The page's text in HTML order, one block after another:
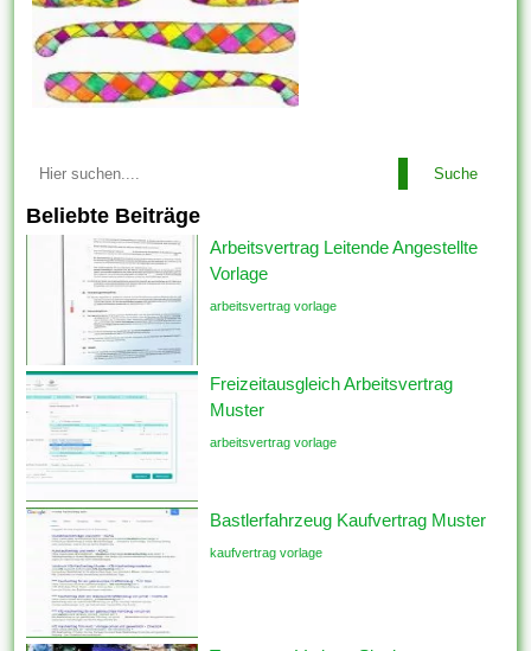
Suche
Beliebte Beiträge
Arbeitsvertrag Leitende Angestellte
Vorlage
arbeitsvertrag vorlage
Freizeitausgleich Arbeitsvertrag
Muster
arbeitsvertrag vorlage
Bastlerfahrzeug Kaufvertrag Muster
kaufvertrag vorlage